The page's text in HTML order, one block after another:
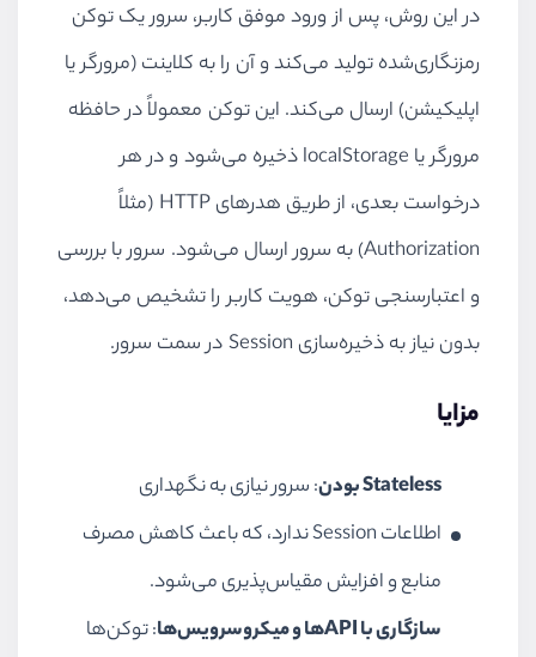
در این روش، پس از ورود موفق کاربر، سرور یک توکن
رمزنگاری‌شده تولید می‌کند و آن را به کلاینت (مرورگر یا
اپلیکیشن) ارسال می‌کند. این توکن معمولاً در حافظه
مرورگر یا localStorage ذخیره می‌شود و در هر
درخواست بعدی، از طریق هدرهای HTTP (مثلاً
Authorization) به سرور ارسال می‌شود. سرور با بررسی
و اعتبارسنجی توکن، هویت کاربر را تشخیص می‌دهد،
بدون نیاز به ذخیره‌سازی Session در سمت سرور.
مزایا
Stateless بودن
: سرور نیازی به نگهداری
اطلاعات Session ندارد، که باعث کاهش مصرف
منابع و افزایش مقیاس‌پذیری می‌شود.
سازگاری با APIها و میکروسرویس‌ها
: توکن‌ها